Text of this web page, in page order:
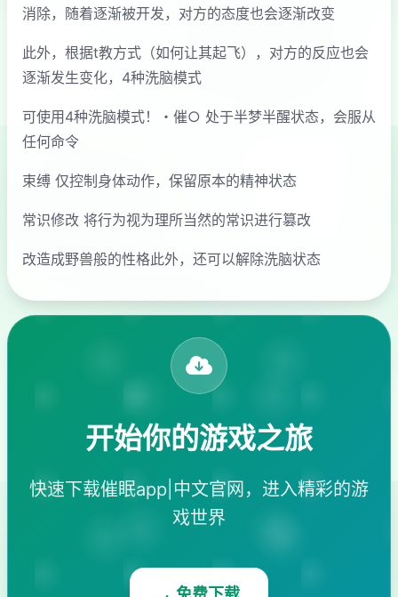
消除，随着逐渐被开发，对方的态度也会逐渐改变
此外，根据t教方式（如何让其起飞），对方的反应也会
逐渐发生变化，4种洗脑模式
可使用4种洗脑模式！・催○ 处于半梦半醒状态，会服从
任何命令
束缚 仅控制身体动作，保留原本的精神状态
常识修改 将行为视为理所当然的常识进行篡改
改造成野兽般的性格此外，还可以解除洗脑状态
开始你的游戏之旅
快速下载催眠app|中文官网，进入精彩的游
戏世界